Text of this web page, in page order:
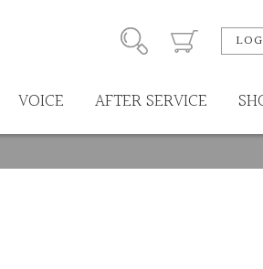
VOICE AFTER SERVICE